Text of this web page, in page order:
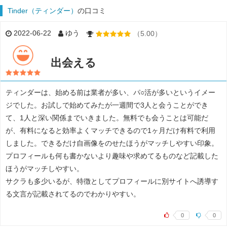
Tinder（ティンダー） の口コミ
2022-06-22 ゆう （5.00）
出会える
ティンダーは、始める前は業者が多い、パ○活が多いというイメー
ジでした。お試しで始めてみたが一週間で3人と会うことができ
て、1人と深い関係までいきました。無料でも会うことは可能だ
が、有料になると効率よくマッチできるので1ヶ月だけ有料で利用
しました。できるだけ自画像をのせたほうがマッチしやすい印象。
プロフィールも何も書かないより趣味や求めてるものなど記載した
ほうがマッチしやすい。
サクラも多少いるが、特徴としてプロフィールに別サイトへ誘導す
る文言が記載されてるのでわかりやすい。
0 0